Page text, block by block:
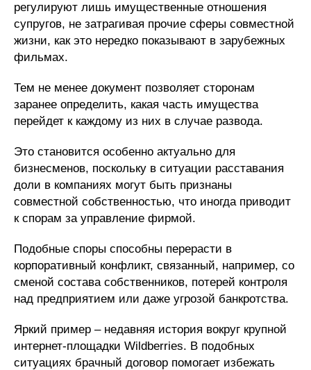
регулируют лишь имущественные отношения
супругов, не затрагивая прочие сферы совместной
жизни, как это нередко показывают в зарубежных
фильмах.
Тем не менее документ позволяет сторонам
заранее определить, какая часть имущества
перейдет к каждому из них в случае развода.
Это становится особенно актуально для
бизнесменов, поскольку в ситуации расставания
доли в компаниях могут быть признаны
совместной собственностью, что иногда приводит
к спорам за управление фирмой.
Подобные споры способны перерасти в
корпоративный конфликт, связанный, например, со
сменой состава собственников, потерей контроля
над предприятием или даже угрозой банкротства.
Яркий пример – недавняя история вокруг крупной
интернет-площадки Wildberries. В подобных
ситуациях брачный договор помогает избежать